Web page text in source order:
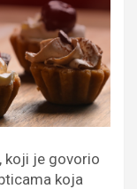
, koji je govorio
koja